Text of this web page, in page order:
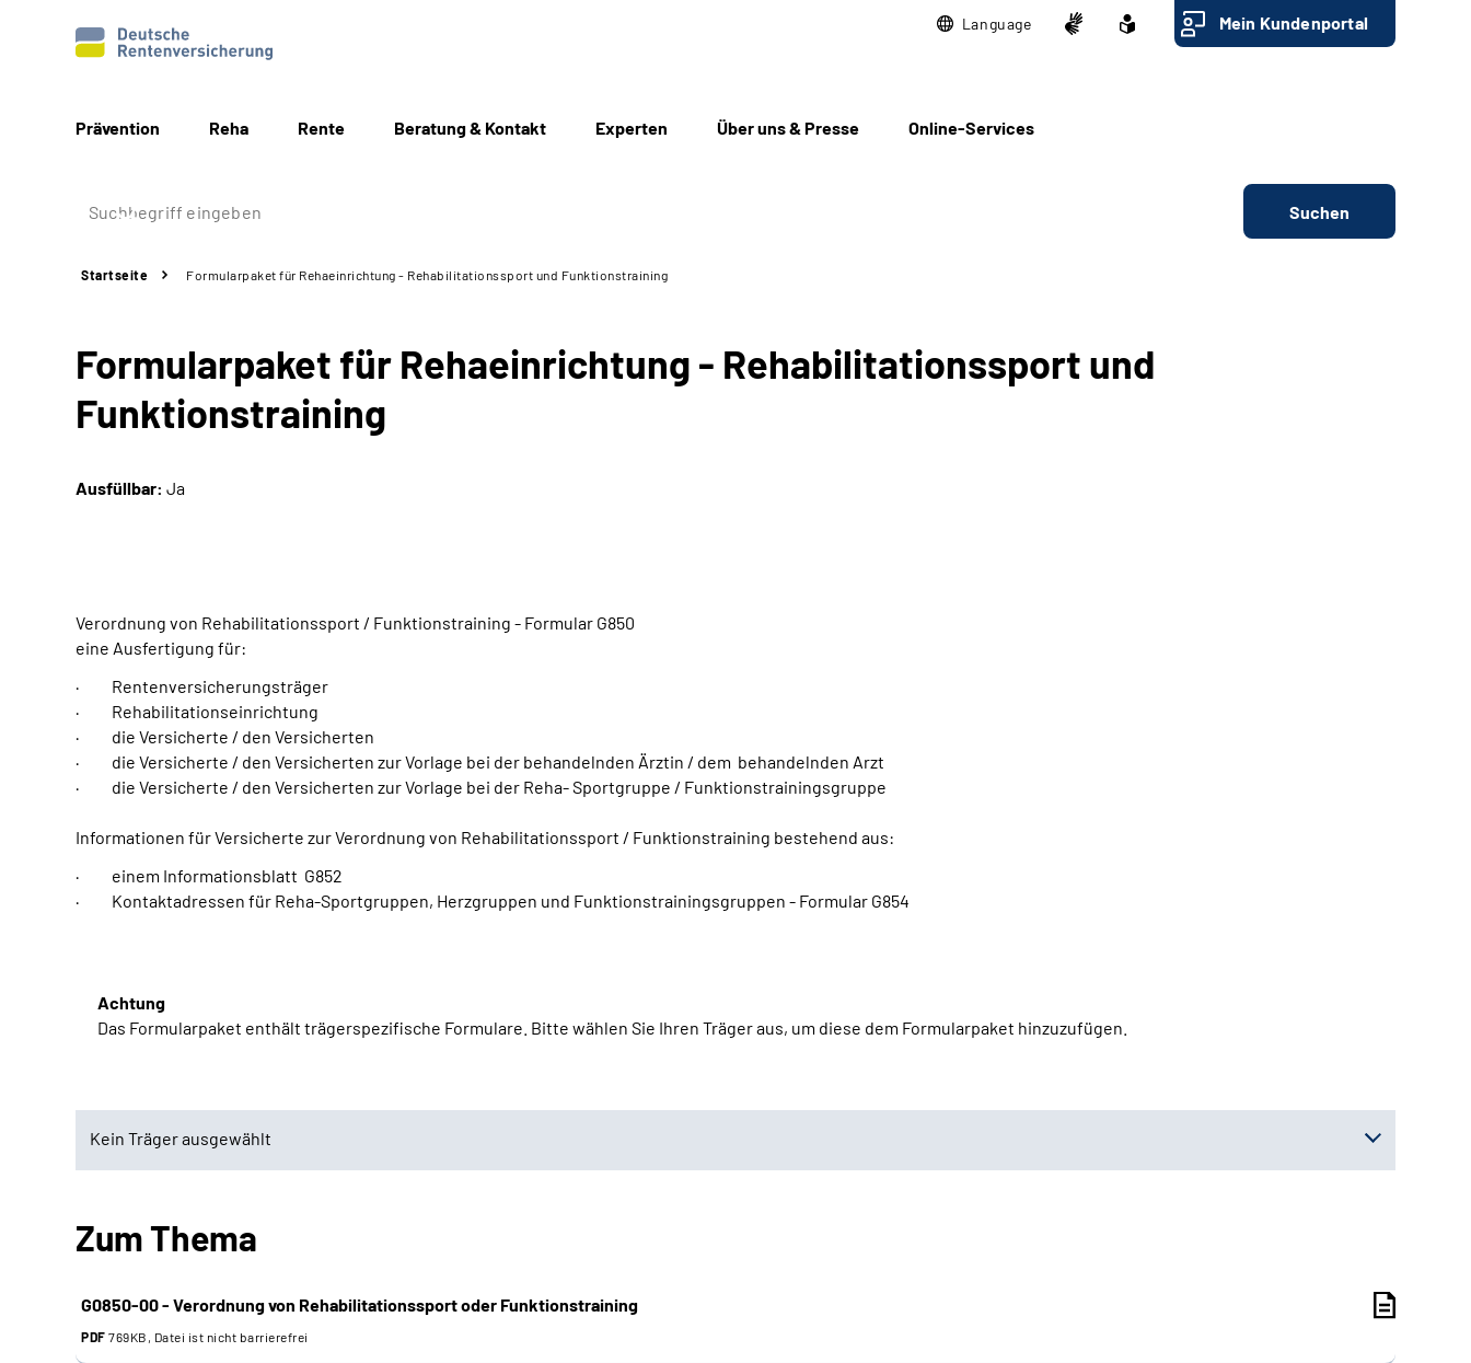
Language Mein Kundenportal
Prävention Reha Rente Beratung & Kontakt Experten Über uns & Presse Online-Services
Suchen
Startseite Formularpaket für Rehaeinrichtung - Rehabilitationssport und Funktionstraining
Formularpaket für Rehaeinrichtung - Rehabilitationssport und
Funktionstraining
Ausfüllbar: Ja
Verordnung von Rehabilitationssport / Funktionstraining - Formular G850
eine Ausfertigung für:
· Rentenversicherungsträger
· Rehabilitationseinrichtung
· die Versicherte / den Versicherten
· die Versicherte / den Versicherten zur Vorlage bei der behandelnden Ärztin / dem behandelnden Arzt
· die Versicherte / den Versicherten zur Vorlage bei der Reha- Sportgruppe / Funktionstrainingsgruppe
Informationen für Versicherte zur Verordnung von Rehabilitationssport / Funktionstraining bestehend aus:
· einem Informationsblatt G852
· Kontaktadressen für Reha-Sportgruppen, Herzgruppen und Funktionstrainingsgruppen - Formular G854
Achtung
Das Formularpaket enthält trägerspezifische Formulare. Bitte wählen Sie Ihren Träger aus, um diese dem Formularpaket hinzuzufügen.
Kein Träger ausgewählt
Westfalen
Rheinland
Zum Thema
G0850-00 - Verordnung von Rehabilitationssport oder Funktionstraining
PDF 769KB, Datei ist nicht barrierefrei